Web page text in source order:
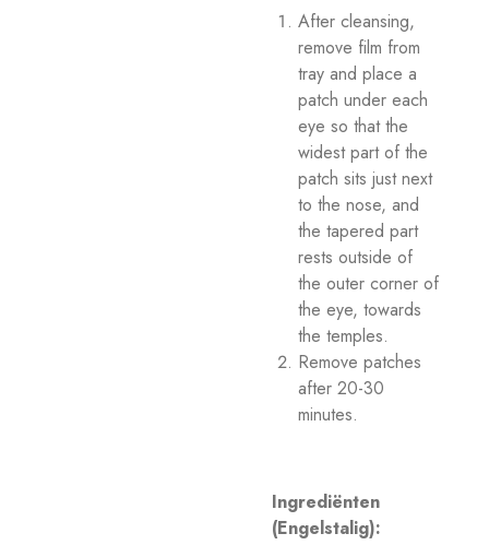
After cleansing,
remove film from
tray and place a
patch under each
eye so that the
widest part of the
patch sits just next
to the nose, and
the tapered part
rests outside of
the outer corner of
the eye, towards
the temples.
Remove patches
after 20-30
minutes.
Ingrediënten
(Engelstalig):